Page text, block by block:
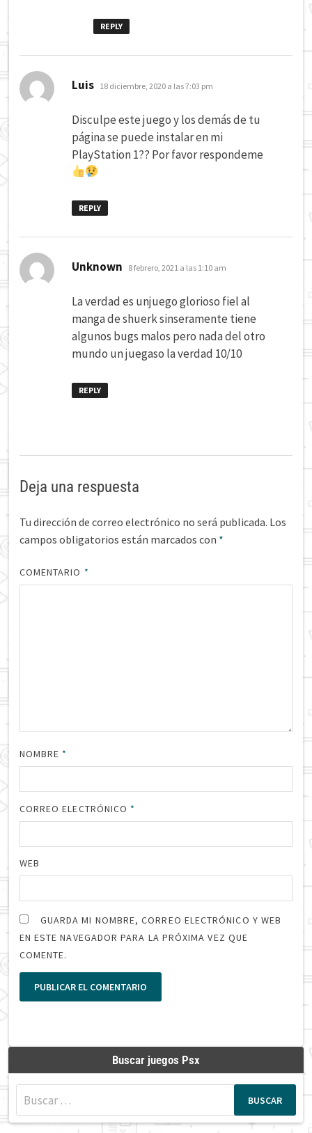
REPLY
Luis dice:
18 diciembre, 2020 a las 7:03 pm
Disculpe este juego y los demás de tu
página se puede instalar en mi
PlayStation 1?? Por favor respondeme
REPLY
Unknown dice:
8 febrero, 2021 a las 1:10 am
La verdad es unjuego glorioso fiel al
manga de shuerk sinseramente tiene
algunos bugs malos pero nada del otro
mundo un juegaso la verdad 10/10
REPLY
Deja una respuesta
Tu dirección de correo electrónico no será publicada. Los
campos obligatorios están marcados con *
COMENTARIO *
NOMBRE *
CORREO ELECTRÓNICO *
WEB
GUARDA MI NOMBRE, CORREO ELECTRÓNICO Y WEB
EN ESTE NAVEGADOR PARA LA PRÓXIMA VEZ QUE
COMENTE.
Buscar juegos Psx
Buscar: